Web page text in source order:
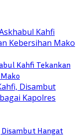
Kahfi Tekankan
Disambut Hangat